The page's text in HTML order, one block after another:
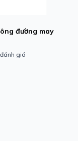
đường may
giá